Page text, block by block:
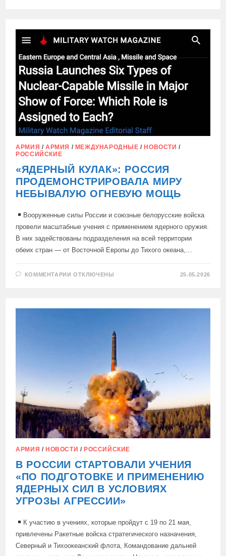
ПРОВЕДУТ
У
УКРАИНЫ
ДЛЯ
«УСТРАШЕНИЯ
РОССИИ»
АРМИЯ /АРМИЯ / МЕЖДУНАРОДНЫЕ /НОВОСТИ /
РОССИЙСКИЕ
«ЯДЕРНЫЙ КУЛАК»: РОССИЯ
ПРОДЕМОНСТРИРОВАЛА МИРУ
НЕБЫВАЛУЮ ОГНЕВУЮ МОЩЬ
Вооруженные силы России и союзные белорусские войска
провели масштабные учения с применением ядерного оружия.
В них задействованы подразделения на всей территории
обеих стран — от Восточной Европы до Тихого океана,…
КОММЕНТАРИИ К
ПРОДЕМОНСТРИРОВАЛА
ОТКЛЮЧЕНЫ 25.05.2026
АРМИЯ /НОВОСТИ /РОССИЙСКИЕ
В РОССИИ СТАРТОВАЛИ УЧЕНИЯ
«ПО ПОДГОТОВКЕ И ПРИМЕНЕНИЮ
ЯДЕРНЫХ СИЛ В УСЛОВИЯХ
УГРОЗЫ АГРЕССИИ»
К участию в учениях, которые пройдут с 19 по 21 мая,
привлечены Ракетные войска стратегического назначения,
Северный и Тихоокеанский флота, Командование дальней